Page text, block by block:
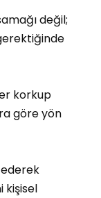
değil;
korkup
göre yön
kişisel